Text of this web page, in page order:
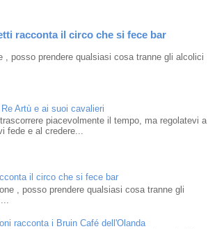
racconta il circo che si fece bar
posso prendere qualsiasi cosa tranne gli alcolici
Artù e ai suoi cavalieri
piacevolmente il tempo, ma regolatevi a
fede e al credere...
il circo che si fece bar
, posso prendere qualsiasi cosa tranne gli
racconta i Bruin Café dell'Olanda